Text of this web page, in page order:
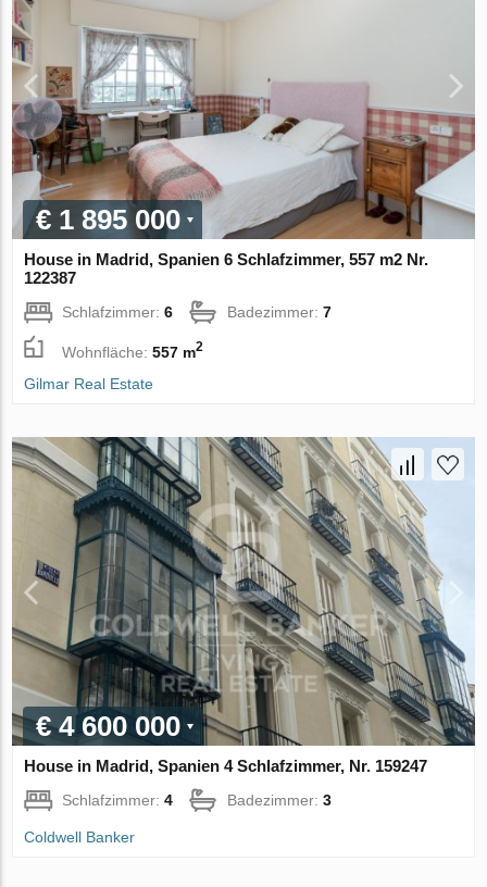
€ 1 895 000
House in Madrid, Spanien 6 Schlafzimmer, 557 m2 Nr.
122387
Schlafzimmer:6 Badezimmer:7
Wohnfläche:557 m2
Gilmar Real Estate
€ 4 600 000
House in Madrid, Spanien 4 Schlafzimmer, Nr. 159247
Schlafzimmer:4 Badezimmer:3
Coldwell Banker